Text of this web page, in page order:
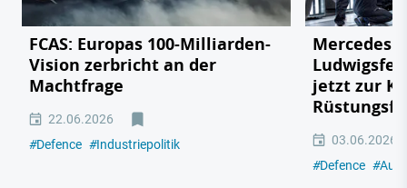
FCAS: Europas 100-Milliarden-
Vision zerbricht an der
Machtfrage
22.06.2026
#Defence #Industriepolitik
Mercedes
jetzt zur
03.06.2026
#Defence #